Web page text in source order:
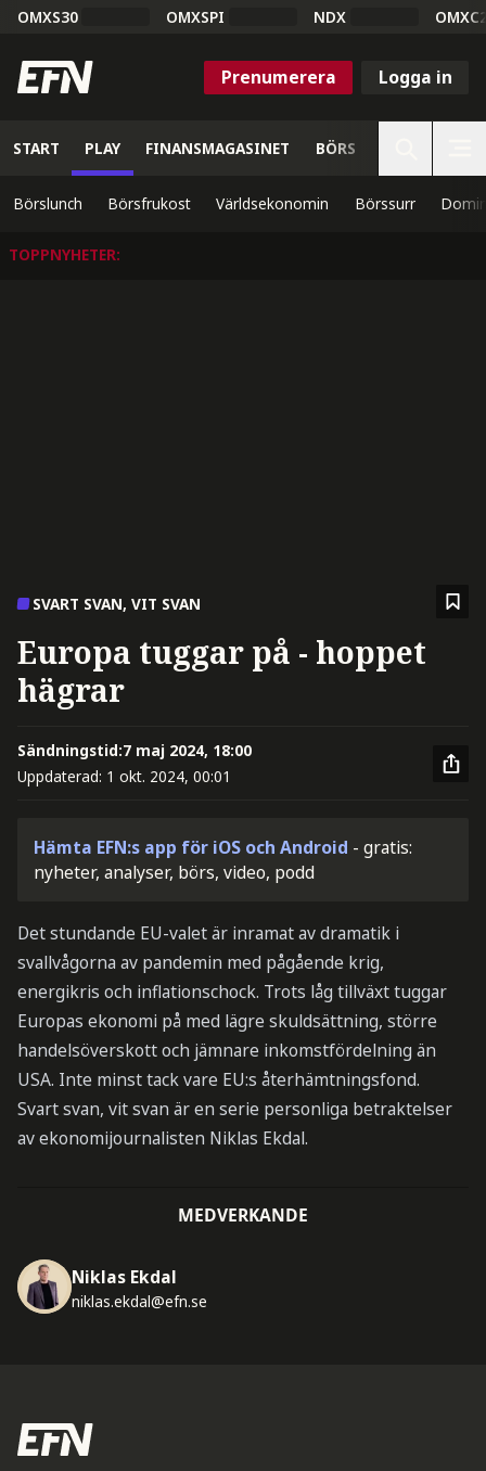
OMXS30 OMXSPI NDX
Prenumerera Logga in
START PLAY FINANSMAGASINET BÖRS
Börslunch Börsfrukost Världsekonomin Börssurr
TOPPNYHETER:
SVART SVAN, VIT SVAN
Europa tuggar på - hoppet
hägrar
Sändningstid:7 maj 2024, 18:00
Uppdaterad: 1 okt. 2024, 00:01
Hämta EFN:s app för iOS och Android - gratis:
nyheter, analyser, börs, video, podd
Det stundande EU-valet är inramat av dramatik i
svallvågorna av pandemin med pågående krig,
energikris och inflationschock. Trots låg tillväxt tuggar
Europas ekonomi på med lägre skuldsättning, större
handelsöverskott och jämnare inkomstfördelning än
USA. Inte minst tack vare EU:s återhämtningsfond.
Svart svan, vit svan är en serie personliga betraktelser
av ekonomijournalisten Niklas Ekdal.
MEDVERKANDE
Niklas Ekdal
niklas.ekdal@efn.se